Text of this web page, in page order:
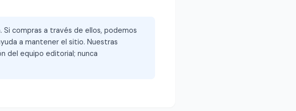
compras a través de ellos, podemos
a mantener el sitio. Nuestras
del equipo editorial; nunca